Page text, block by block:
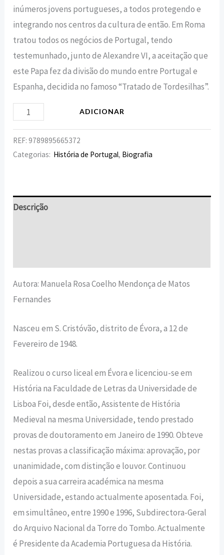
inúmeros jovens portugueses, a todos protegendo e
integrando nos centros da cultura de então. Em Roma
tratou todos os negócios de Portugal, tendo
testemunhado, junto de Alexandre VI, a aceitação que
este Papa fez da divisão do mundo entre Portugal e
Espanha, decidida no famoso “Tratado de Tordesilhas”.
ADICIONAR
REF:9789895665372
Categorias: História de Portugal, Biografia
Descrição
Autora: Manuela Rosa Coelho Mendonça de Matos
Fernandes
Nasceu em S. Cristóvão, distrito de Évora, a 12 de
Fevereiro de 1948.
Realizou o curso liceal em Évora e licenciou-se em
História na Faculdade de Letras da Universidade de
Lisboa Foi, desde então, Assistente de História
Medieval na mesma Universidade, tendo prestado
provas de doutoramento em Janeiro de 1990. Obteve
nestas provas a classificação máxima: aprovação, por
unanimidade, com distinção e louvor. Continuou
depois a sua carreira académica na mesma
Universidade, estando actualmente aposentada. Foi,
em simultâneo, entre 1990 e 1996, Subdirectora-Geral
do Arquivo Nacional da Torre do Tombo. Actualmente
é Presidente da Academia Portuguesa da História.